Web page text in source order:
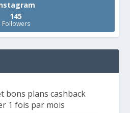
145
Followers
bons plans cashback
1 fois par mois